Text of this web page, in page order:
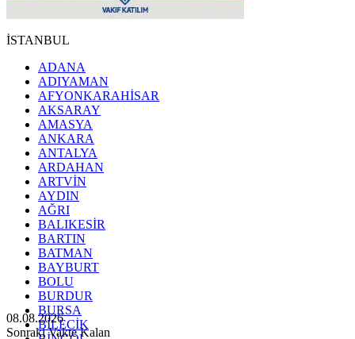
İSTANBUL
ADANA
ADIYAMAN
AFYONKARAHİSAR
AKSARAY
AMASYA
ANKARA
ANTALYA
ARDAHAN
ARTVİN
AYDIN
AĞRI
BALIKESİR
BARTIN
BATMAN
BAYBURT
BOLU
BURDUR
BURSA
BİLECİK
08.08.2026
Sonraki Vakte Kalan